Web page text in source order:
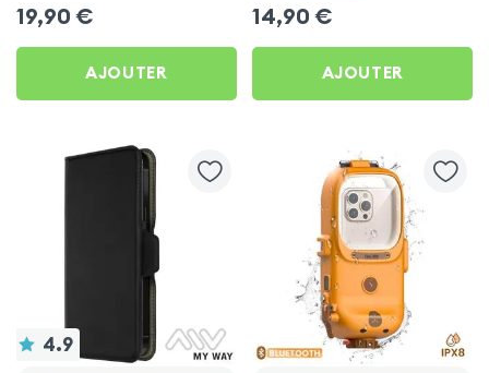
19,90 €
AJOUTER
14,90 €
AJOUTER
4.9